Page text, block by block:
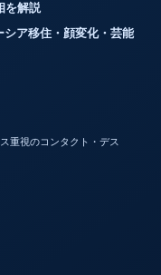
を解説
ア移住・顔変化・芸能
重視のコンタクト・デス